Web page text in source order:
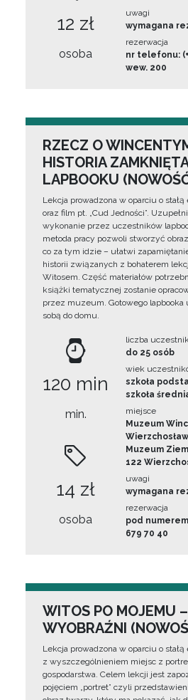
12 zł
osoba
uwagi
wymagana
rezerwacja
nr telefonu:
wew. 200
RZECZ O
HISTORIA
LAPBOOKU
Lekcja prowadzona w oparciu o
oraz film pt. „Cud Jedności”.
wykonanie przez uczestników
metoda pracy pozwoli stworzyć
co za tym idzie – ułatwi
historii związanych z bohaterem
Witosem. Część materiałów
książki tematycznej zostanie
przez muzeum. Gotowego lapbooka
sobą do domu.
120 min
min.
14 zł
osoba
liczba
do 25 osób
wiek
szkoła
szkoła
miejsce
Muzeum
Muzeum
122
uwagi
wymagana
rezerwacja
pod
679 70 40
WITOS PO MOJEMU
WYOBRAŹNI
Lekcja prowadzona w oparciu o
z wyszczególnieniem miejsc z
gospodarstwa. Celem lekcji jest
pojęciem „portret” czyli